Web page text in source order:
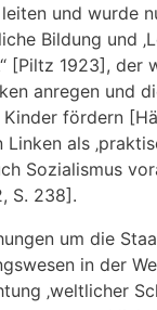
lei­ten und wur­de
Bil­dung und
[Piltz 1923], der
anre­gen und
för­dern
Lin­ken als
Sozia­lis­mus
S. 238].
um die
in der
‚welt­li­cher